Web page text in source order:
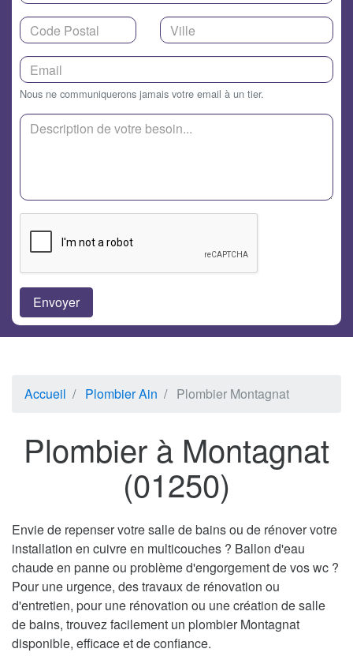
Nous ne communiquerons jamais votre email à un tier.
Accueil Plombier Ain Plombier Montagnat
Plombier à Montagnat
(01250)
Envie de repenser votre salle de bains ou de rénover votre
installation en cuivre en multicouches ? Ballon d'eau
chaude en panne ou problème d'engorgement de vos wc ?
Pour une urgence, des travaux de rénovation ou
d'entretien, pour une rénovation ou une création de salle
de bains, trouvez facilement un plombier Montagnat
disponible, efficace et de confiance.